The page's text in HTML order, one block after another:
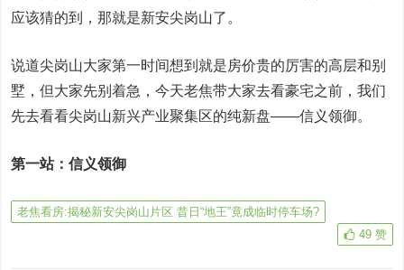
应该猜的到，那就是新安尖岗山了。
说道尖岗山大家第一时间想到就是房价贵的厉害的高层和别
墅，但大家先别着急，今天老焦带大家去看豪宅之前，我们
先去看看尖岗山新兴产业聚集区的纯新盘——信义领御。
第一站：信义领御
老焦看房:揭秘新安尖岗山片区 昔日“地王”竟成临时停车场?
49 赞